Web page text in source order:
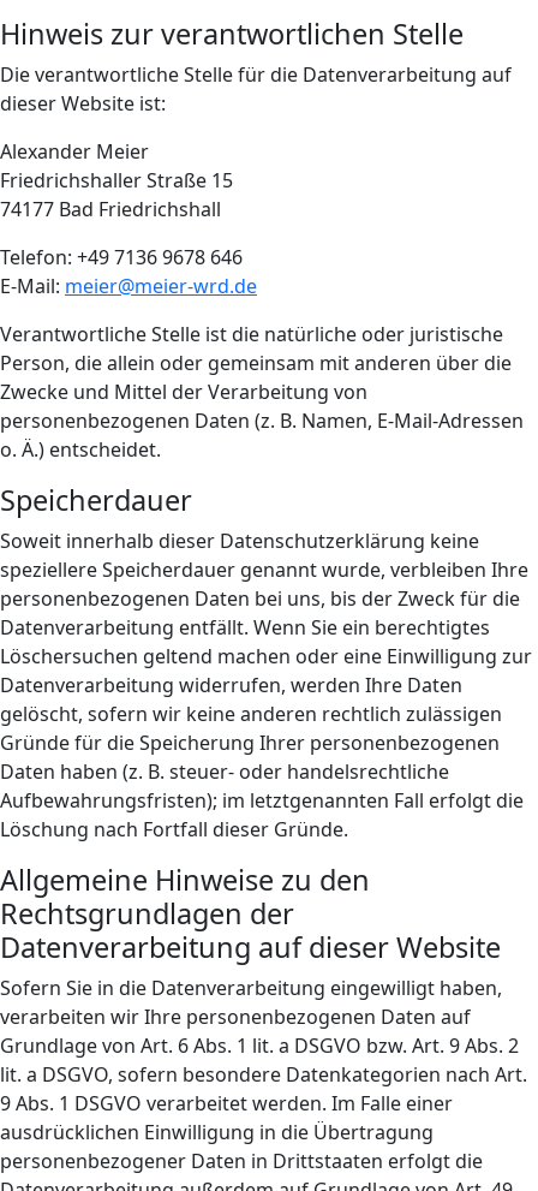
Hinweis zur verantwortlichen Stelle
Die verantwortliche Stelle für die Datenverarbeitung auf
dieser Website ist:
Alexander Meier
Friedrichshaller Straße 15
74177 Bad Friedrichshall
Telefon: +49 7136 9678 646
E-Mail: meier@meier-wrd.de
Verantwortliche Stelle ist die natürliche oder juristische
Person, die allein oder gemeinsam mit anderen über die
Zwecke und Mittel der Verarbeitung von
personenbezogenen Daten (z. B. Namen, E-Mail-Adressen
o. Ä.) entscheidet.
Speicherdauer
Soweit innerhalb dieser Datenschutzerklärung keine
speziellere Speicherdauer genannt wurde, verbleiben Ihre
personenbezogenen Daten bei uns, bis der Zweck für die
Datenverarbeitung entfällt. Wenn Sie ein berechtigtes
Löschersuchen geltend machen oder eine Einwilligung zur
Datenverarbeitung widerrufen, werden Ihre Daten
gelöscht, sofern wir keine anderen rechtlich zulässigen
Gründe für die Speicherung Ihrer personenbezogenen
Daten haben (z. B. steuer- oder handelsrechtliche
Aufbewahrungsfristen); im letztgenannten Fall erfolgt die
Löschung nach Fortfall dieser Gründe.
Allgemeine Hinweise zu den
Rechtsgrundlagen der
Datenverarbeitung auf dieser Website
Sofern Sie in die Datenverarbeitung eingewilligt haben,
verarbeiten wir Ihre personenbezogenen Daten auf
Grundlage von Art. 6 Abs. 1 lit. a DSGVO bzw. Art. 9 Abs. 2
lit. a DSGVO, sofern besondere Datenkategorien nach Art.
9 Abs. 1 DSGVO verarbeitet werden. Im Falle einer
ausdrücklichen Einwilligung in die Übertragung
personenbezogener Daten in Drittstaaten erfolgt die